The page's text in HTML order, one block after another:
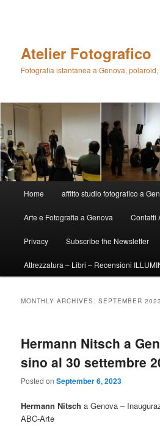
Atelier Fotografico
Fotografia istantanea a Genova,
Home affitto studio fotografico a
Arte e Fotografia a Genova Contatti
Privacy Subscribe the Newsletter
Attrezzatura – Libri – Recensioni
MONTHLY ARCHIVES:SEPTEMBER 2023
Hermann Nitsch a
sino al 30 settembre
Posted onSeptember 6, 2023
Hermann Nitsch a Genova –
ABC-Arte